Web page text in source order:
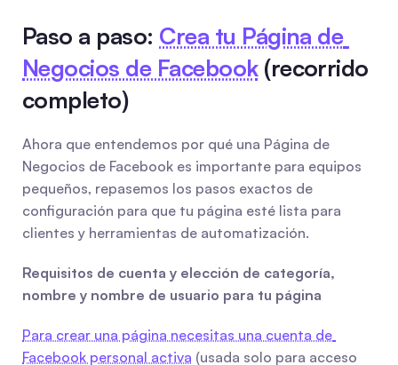
Paso a paso: Crea tu Página de
Negocios de Facebook (recorrido
completo)
Ahora que entendemos por qué una Página de
Negocios de Facebook es importante para equipos
pequeños, repasemos los pasos exactos de
configuración para que tu página esté lista para
clientes y herramientas de automatización.
Requisitos de cuenta y elección de categoría,
nombre y nombre de usuario para tu página
Para crear una página necesitas una cuenta de
Facebook personal activa (usada solo para acceso